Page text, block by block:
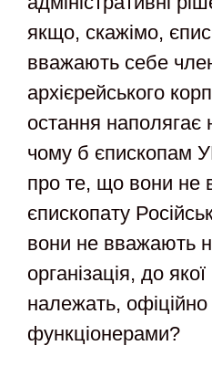
якщо, скажімо,
вважають себе
архієрейського
остання наполягає
чому б єпископам
про те, що вони не
єпископату
вони не вважають
організація, до
належать, офіційно
функціонерами?